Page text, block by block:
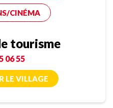
CINÉMA
tourisme
06 55
LE VILLAGE